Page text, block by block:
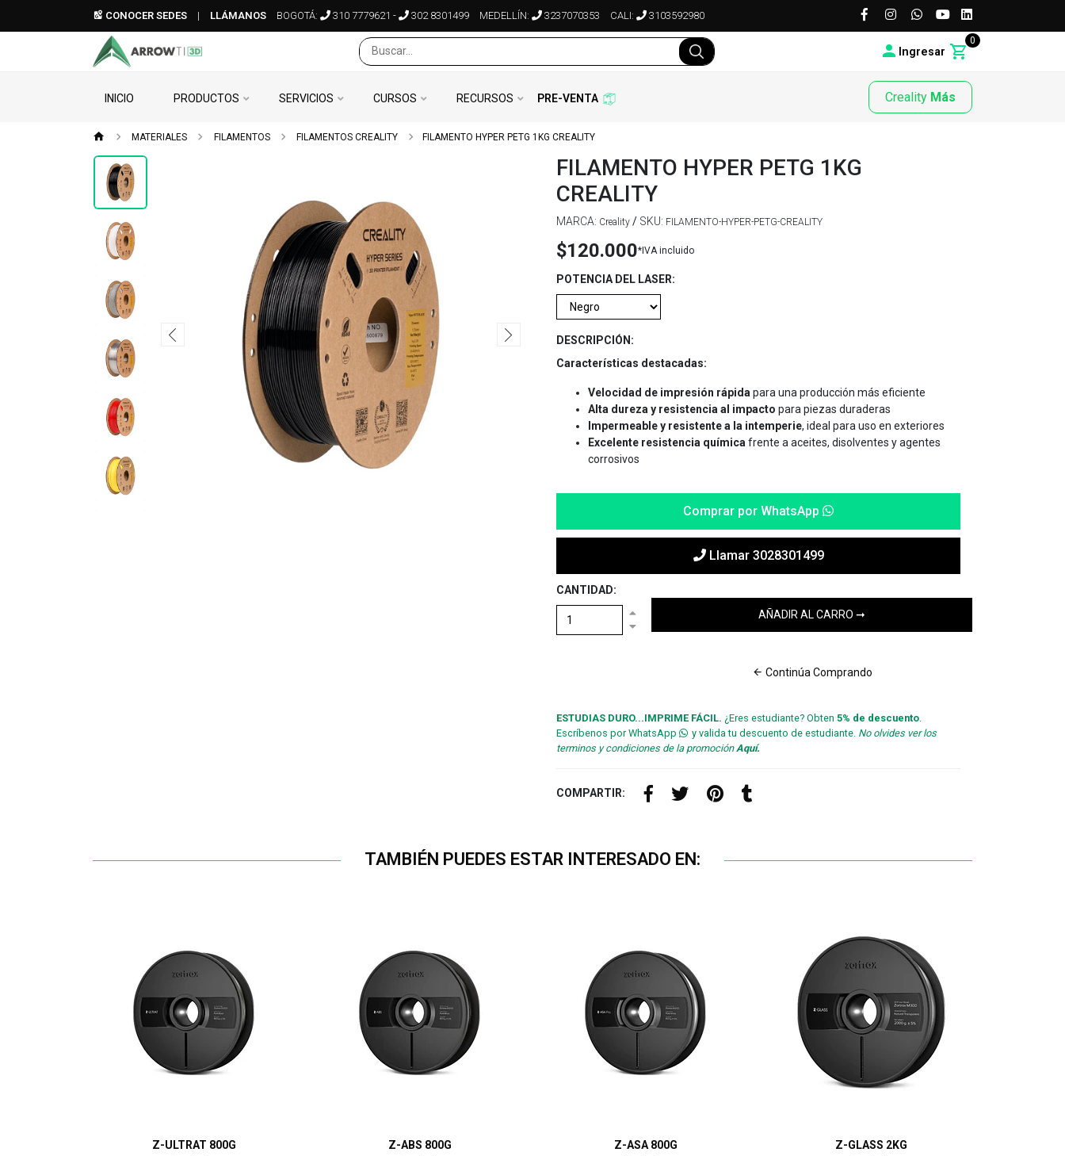
CONOCER SEDES | LLÁMANOS BOGOTÁ: 310 7779621 - 302 8301499 MEDELLÍN: 3237070353 CALI: 3103592980
Ingresar
0
INICIO PRODUCTOS SERVICIOS CURSOS RECURSOS PRE-VENTA Creality Más
MATERIALES FILAMENTOS FILAMENTOS CREALITY FILAMENTO HYPER PETG 1KG CREALITY
FILAMENTO HYPER PETG 1KG
CREALITY
MARCA: Creality / SKU: FILAMENTO-HYPER-PETG-CREALITY
$120.000*IVA incluido
POTENCIA DEL LASER:
DESCRIPCIÓN:
Características destacadas:
Velocidad de impresión rápida para una producción más eficiente
Alta dureza y resistencia al impacto para piezas duraderas
Impermeable y resistente a la intemperie, ideal para uso en exteriores
Excelente resistencia química frente a aceites, disolventes y agentes
corrosivos
Comprar por WhatsApp
Llamar 3028301499
CANTIDAD:
Continúa Comprando
ESTUDIAS DURO...IMPRIME FÁCIL. ¿Eres estudiante? Obten 5% de descuento.
Escríbenos por WhatsApp
y valida tu descuento de estudiante. No olvides ver los
terminos y condiciones de la promociónAquí.
COMPARTIR:
TAMBIÉN PUEDES ESTAR INTERESADO EN:
Z-ULTRAT 800G
Z-ABS 800G
Z-ASA 800G
Z-GLASS 2KG